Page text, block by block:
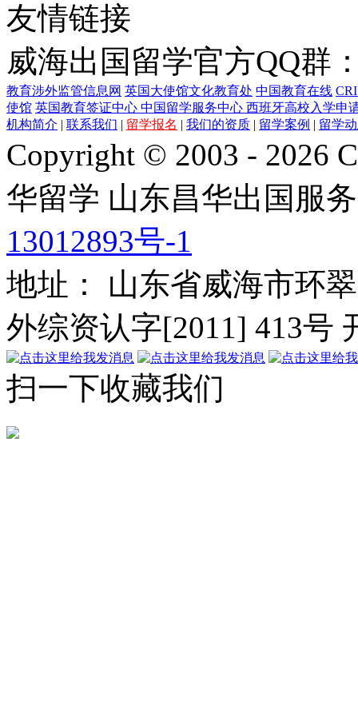
友情链接
威海出国留学官方QQ群
教育涉外监管信息网 英国大使馆文化教育处 中国教育在线
使馆 英国教育签证中心 中国留学服务中心 西班牙高校入学申
机构简介 | 联系我们 | 留学报名 | 我们的资质 | 留学案例 | 留学
Copyright © 2003 - 2026
华留学 山东昌华出国服
13012893号-1
地址： 山东省威海市环
外综资认字[2011] 413号
扫一下收藏我们